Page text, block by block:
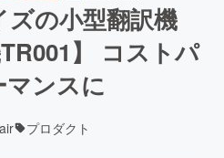
の小型翻訳機
】 コストパ
マンスに
プロダクト